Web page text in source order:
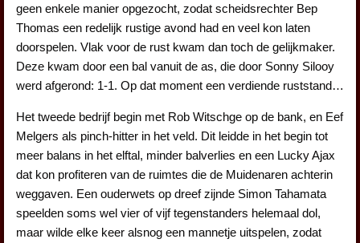
geen enkele manier opgezocht, zodat scheidsrechter Bep
Thomas een redelijk rustige avond had en veel kon laten
doorspelen. Vlak voor de rust kwam dan toch de gelijkmaker.
Deze kwam door een bal vanuit de as, die door Sonny Silooy
werd afgerond: 1-1. Op dat moment een verdiende ruststand…
Het tweede bedrijf begin met Rob Witschge op de bank, en Eef
Melgers als pinch-hitter in het veld. Dit leidde in het begin tot
meer balans in het elftal, minder balverlies en een Lucky Ajax
dat kon profiteren van de ruimtes die de Muidenaren achterin
weggaven. Een ouderwets op dreef zijnde Simon Tahamata
speelden soms wel vier of vijf tegenstanders helemaal dol,
maar wilde elke keer alsnog een mannetje uitspelen, zodat